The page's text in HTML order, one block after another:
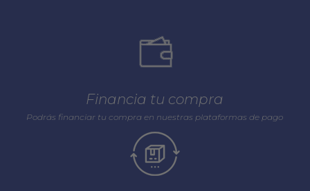
Financia tu compra
Podrás financiar tu compra en nuestras plataformas de pago